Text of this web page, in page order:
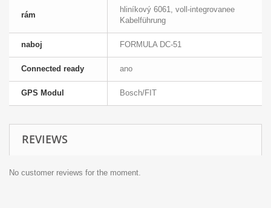
rám
hliníkový 6061, voll-integrovanee
Kabelführung
naboj FORMULA DC-51
Connected ready ano
GPS Modul Bosch/FIT
REVIEWS
No customer reviews for the moment.